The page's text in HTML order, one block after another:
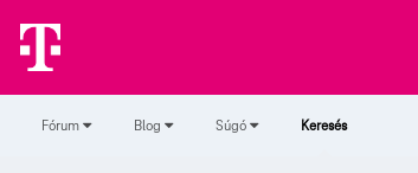
Fórum Blog Súgó Keresés